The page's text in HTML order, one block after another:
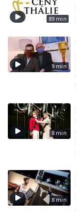
89 min
9 min
8 min
8 min